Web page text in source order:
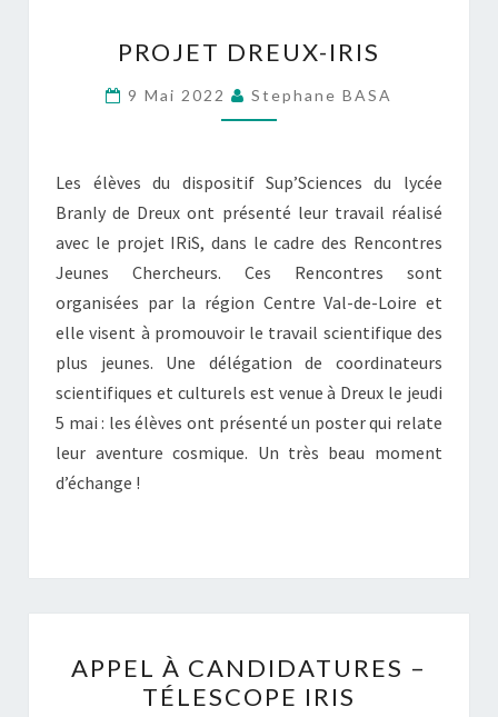
DREUX-
IRIS
PROJET DREUX-IRIS
9 Mai 2022 Stephane BASA
Les élèves du dispositif Sup’Sciences du lycée
Branly de Dreux ont présenté leur travail réalisé
avec le projet IRiS, dans le cadre des Rencontres
Jeunes Chercheurs. Ces Rencontres sont
organisées par la région Centre Val-de-Loire et
elle visent à promouvoir le travail scientifique des
plus jeunes. Une délégation de coordinateurs
scientifiques et culturels est venue à Dreux le jeudi
5 mai : les élèves ont présenté un poster qui relate
leur aventure cosmique. Un très beau moment
d’échange !
À
CANDIDATURES
APPEL À CANDIDATURES –
TÉLESCOPE IRIS